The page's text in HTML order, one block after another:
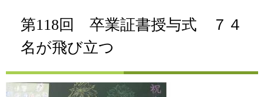
第118回 卒業証書授与式 ７４
名が飛び立つ